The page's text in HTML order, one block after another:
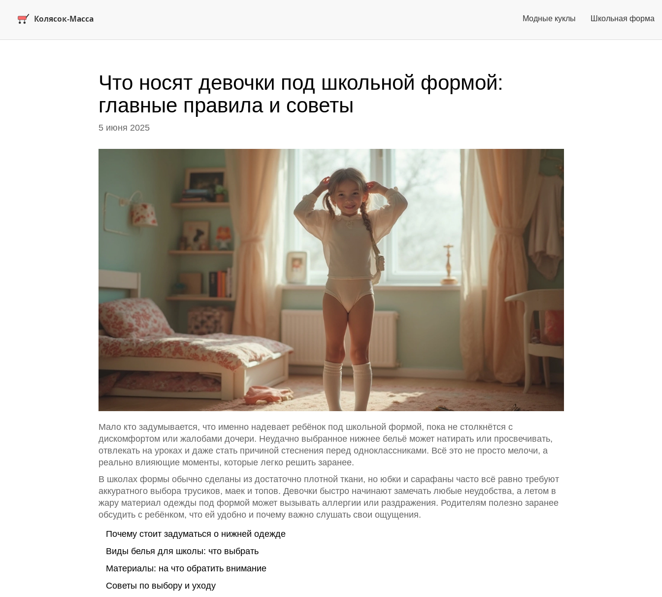
Модные куклы Школьная форма
Что носят девочки под школьной формой:
главные правила и советы
5 июня 2025
Мало кто задумывается, что именно надевает ребёнок под школьной формой, пока не столкнётся с
дискомфортом или жалобами дочери. Неудачно выбранное нижнее бельё может натирать или просвечивать,
отвлекать на уроках и даже стать причиной стеснения перед одноклассниками. Всё это не просто мелочи, а
реально влияющие моменты, которые легко решить заранее.
В школах формы обычно сделаны из достаточно плотной ткани, но юбки и сарафаны часто всё равно требуют
аккуратного выбора трусиков, маек и топов. Девочки быстро начинают замечать любые неудобства, а летом в
жару материал одежды под формой может вызывать аллергии или раздражения. Родителям полезно заранее
обсудить с ребёнком, что ей удобно и почему важно слушать свои ощущения.
Почему стоит задуматься о нижней одежде
Виды белья для школы: что выбрать
Материалы: на что обратить внимание
Советы по выбору и уходу